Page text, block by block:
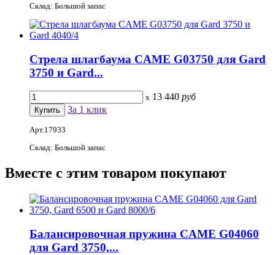
Склад: Большой запас
Стрела шлагбаума CAME G03750 для Gard
3750 и Gard...
x 13 440 руб
За 1 клик
Арт.17933
Склад: Большой запас
Вместе с этим товаром покупают
Балансировочная пружина CAME G04060
для Gard 3750,...